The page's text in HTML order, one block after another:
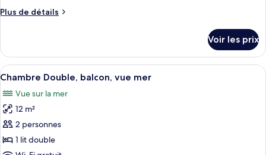
chambre :
vue
montagne
Plus de détails
Plus
le
type
de
Chambre
Quadruple,
vue
montagne
Voir les prix
Afficher
toutes
les
photos
pour
ce
Une chambre avec un lit, un bureau,
4
Chambre Double, balcon, vue mer
Vue sur la mer
12 m²
2 personnes
1 lit double